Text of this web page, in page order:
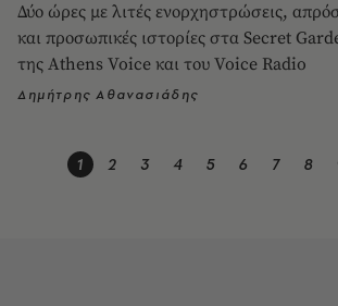
Δύο ώρες με λιτές ενορχηστρώσεις,
και προσωπικές ιστορίες στα Secret
της Athens Voice και του Voice Radio
Δημήτρης Αθανασιάδης
1 2 3 4 5 6 7 8